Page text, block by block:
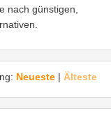
nach günstigen,
Neueste | Älteste